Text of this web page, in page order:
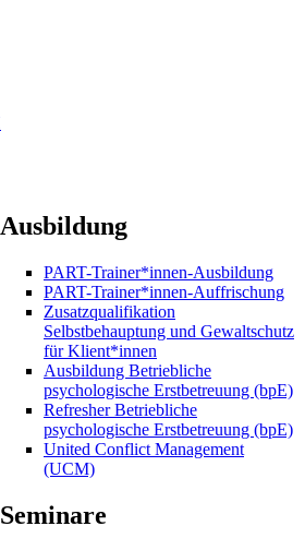
Ausbildung
PART-Trainer*innen-Ausbildung
PART-Trainer*innen-Auffrischung
Zusatzqualifikation
Selbstbehauptung und Gewaltschutz
für Klient*innen
Ausbildung Betriebliche
psychologische Erstbetreuung (bpE)
Refresher Betriebliche
psychologische Erstbetreuung (bpE)
United Conflict Management
(UCM)
Seminare